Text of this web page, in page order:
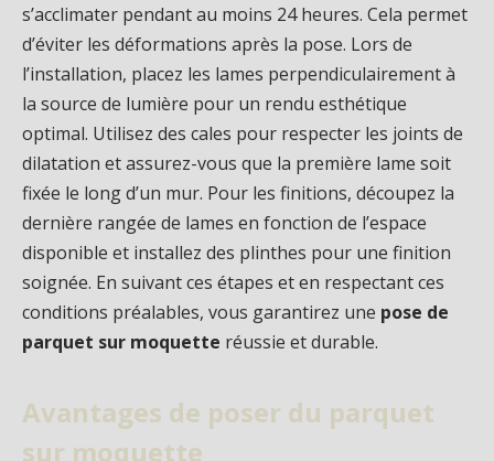
s’acclimater pendant au moins 24 heures. Cela permet
d’éviter les déformations après la pose. Lors de
l’installation, placez les lames perpendiculairement à
la source de lumière pour un rendu esthétique
optimal. Utilisez des cales pour respecter les joints de
dilatation et assurez-vous que la première lame soit
fixée le long d’un mur. Pour les finitions, découpez la
dernière rangée de lames en fonction de l’espace
disponible et installez des plinthes pour une finition
soignée. En suivant ces étapes et en respectant ces
conditions préalables, vous garantirez une pose de
parquet sur moquette réussie et durable.
Avantages de poser du parquet
sur moquette